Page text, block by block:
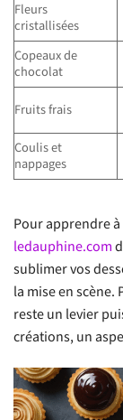
Fleurs
cristallisées
Copeaux de
chocolat
Fruits frais
Coulis et
nappages
Pour apprendre
ledauphine.com
sublimer vos
la mise en scène.
reste un levier
créations, un